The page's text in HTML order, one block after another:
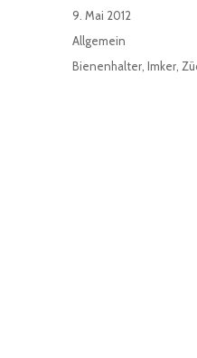
Veröffentlicht
am
9. Mai 2012
Kategorien
Allgemein
Schlagwörter
Bienenhalter,Imker,